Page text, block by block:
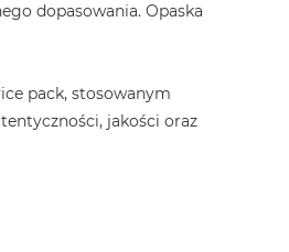
dopasowania. Opaska
pack, stosowanym
jakości oraz